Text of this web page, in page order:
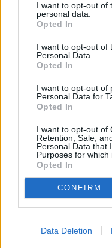
I want to opt-out of
personal data.
Opted In
I want to opt-out of
Personal Data.
Opted In
I want to opt-out of
Personal Data for
Opted In
I want to opt-out of
Retention, Sale,
Personal Data that
Purposes for which
Opted In
CONFIRM
Data Deletion
pēc mīluļa
Dzimusi jauna